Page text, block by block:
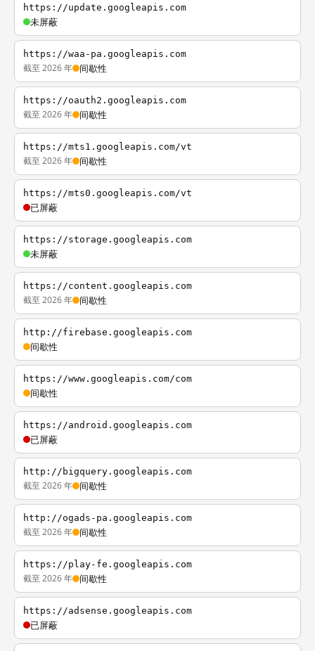
https://update.googleapis.com
未屏蔽
https://waa-pa.googleapis.com
截至 2026 年 间歇性
https://oauth2.googleapis.com
截至 2026 年 间歇性
https://mts1.googleapis.com/vt
截至 2026 年 间歇性
https://mts0.googleapis.com/vt
已屏蔽
https://storage.googleapis.com
未屏蔽
https://content.googleapis.com
截至 2026 年 间歇性
http://firebase.googleapis.com
间歇性
https://www.googleapis.com/com
间歇性
https://android.googleapis.com
已屏蔽
http://bigquery.googleapis.com
截至 2026 年 间歇性
http://ogads-pa.googleapis.com
截至 2026 年 间歇性
https://play-fe.googleapis.com
截至 2026 年 间歇性
https://adsense.googleapis.com
已屏蔽